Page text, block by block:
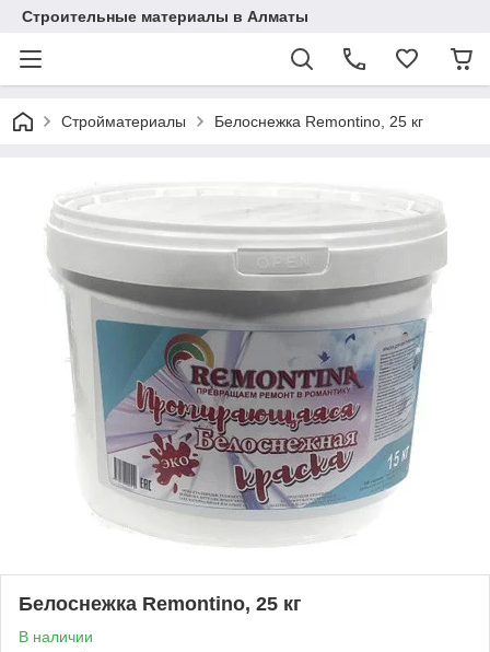
Строительные материалы в Алматы
Стройматериалы Белоснежка Remontino, 25 кг
Белоснежка Remontino, 25 кг
В наличии